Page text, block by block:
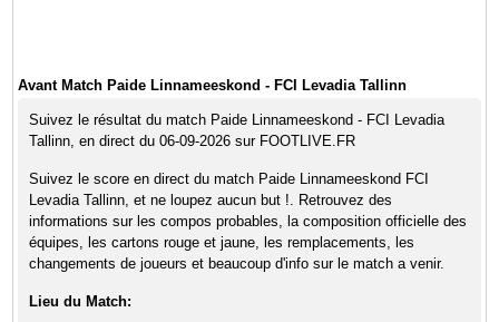
Avant Match Paide Linnameeskond - FCI Levadia Tallinn
Suivez le résultat du match Paide Linnameeskond - FCI Levadia
Tallinn, en direct du 06-09-2026 sur FOOTLIVE.FR
Suivez le score en direct du match Paide Linnameeskond FCI
Levadia Tallinn, et ne loupez aucun but !. Retrouvez des
informations sur les compos probables, la composition officielle des
équipes, les cartons rouge et jaune, les remplacements, les
changements de joueurs et beaucoup d'info sur le match a venir.
Lieu du Match: